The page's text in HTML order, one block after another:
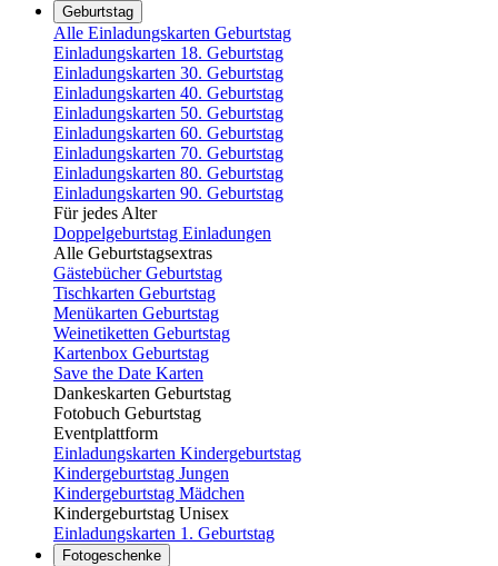
Geburtstag
Alle Einladungskarten Geburtstag
Einladungskarten 18. Geburtstag
Einladungskarten 30. Geburtstag
Einladungskarten 40. Geburtstag
Einladungskarten 50. Geburtstag
Einladungskarten 60. Geburtstag
Einladungskarten 70. Geburtstag
Einladungskarten 80. Geburtstag
Einladungskarten 90. Geburtstag
Für jedes Alter
Doppelgeburtstag Einladungen
Alle Geburtstagsextras
Gästebücher Geburtstag
Tischkarten Geburtstag
Menükarten Geburtstag
Weinetiketten Geburtstag
Kartenbox Geburtstag
Save the Date Karten
Dankeskarten Geburtstag
Fotobuch Geburtstag
Eventplattform
Einladungskarten Kindergeburtstag
Kindergeburtstag Jungen
Kindergeburtstag Mädchen
Kindergeburtstag Unisex
Einladungskarten 1. Geburtstag
Fotogeschenke